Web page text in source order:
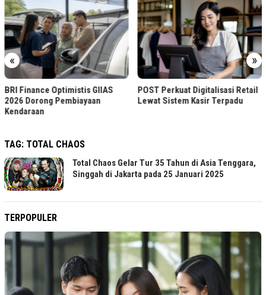
« »
BRI Finance Optimistis GIIAS
2026 Dorong Pembiayaan
Kendaraan
POST Perkuat Digitalisasi Retail
Lewat Sistem Kasir Terpadu
TAG: TOTAL CHAOS
Total Chaos Gelar Tur 35 Tahun di Asia Tenggara,
Singgah di Jakarta pada 25 Januari 2025
TERPOPULER